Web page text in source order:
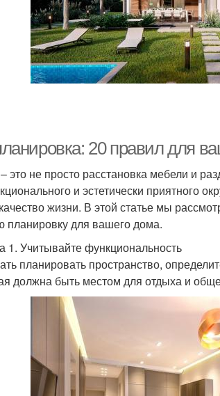
20 правил для
не просто расстановка мебели и
и эстетически приятного
жизни. В этой статье мы
планировку для вашего дома.
Учитывайте функциональность
планировать пространство,
должна быть местом для отдыха и